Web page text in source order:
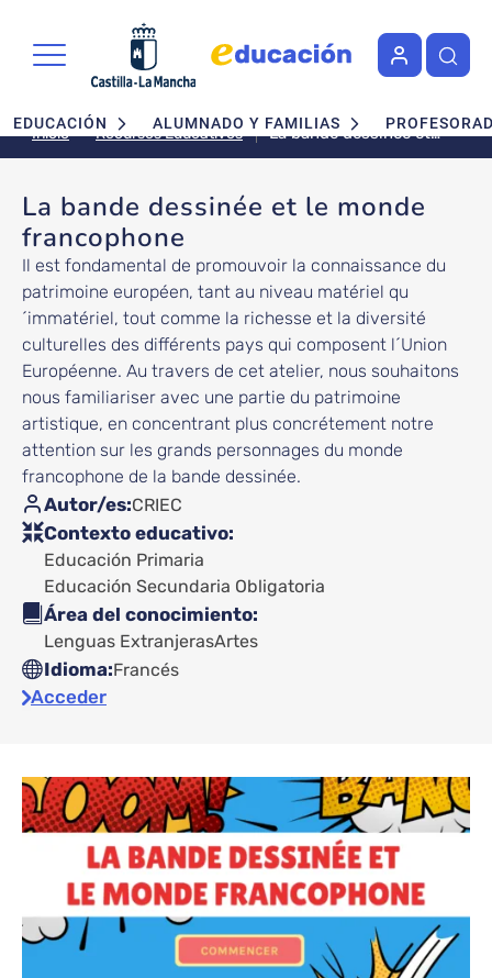
Navegación principal
EDUCACIÓN ALUMNADO Y FAMILIAS
Inicio Recursos Educativos
La bande dessinée et
le monde francophone
La bande dessinée et le monde
francophone
Il est fondamental de promouvoir la connaissance du
patrimoine européen, tant au niveau matériel qu
´immatériel, tout comme la richesse et la diversité
culturelles des différents pays qui composent l´Union
Européenne. Au travers de cet atelier, nous souhaitons
nous familiariser avec une partie du patrimoine
artistique, en concentrant plus concrétement notre
attention sur les grands personnages du monde
francophone de la bande dessinée.
Autor/es CRIEC
Contexto educativo
Educación Primaria
Educación Secundaria Obligatoria
Área del conocimiento
Lenguas ExtranjerasArtes
Idioma Francés
Acceder